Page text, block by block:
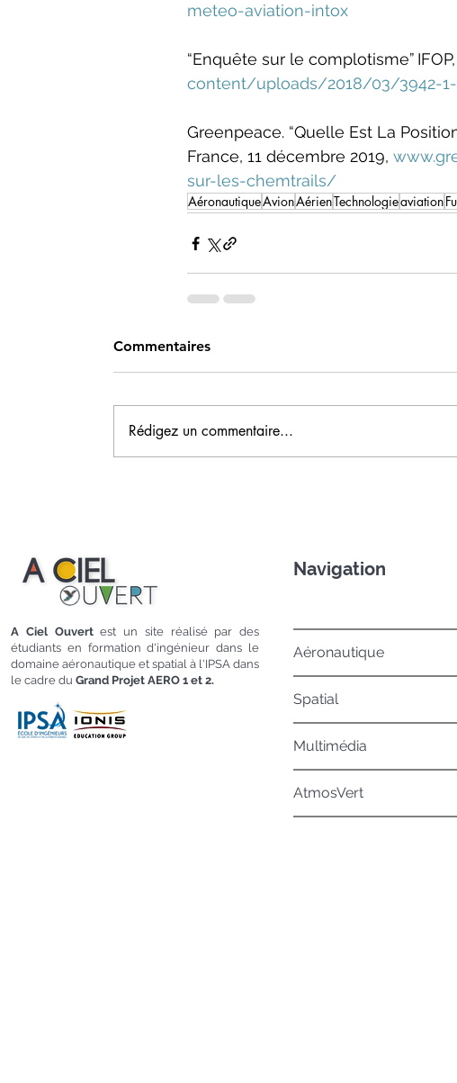
meteo-aviation-intox
“Enquête sur le complotisme”
content/uploads/2018/03/3942-1-
‌Greenpeace. “Quelle Est La
France, 11 décembre 2019,
sur-les-chemtrails/
AéronautiqueAvionAérienTechnologieaviation
Commentaires
Rédigez un commentaire...
A Ciel Ouvertest un site réalisé par des
étudiants en formation d'ingénieur dans le
domaine aéronautique et spatial à l'IPSA dans
le cadre du Grand Projet AERO 1 et 2.
Navigation
Aéronautique
Spatial
Multimédia
AtmosVert